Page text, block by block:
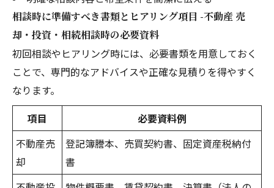
相談時に準備すべき書類とヒアリング項目 -不動産 売
却・投資・相続相談時の必要資料
初回相談やヒアリング時には、必要書類を用意しておく
ことで、専門的なアドバイスや正確な見積りを得やすく
なります。
項目
必要資料例
不動産売
却
登記簿謄本、売買契約書、固定資産税納付
書